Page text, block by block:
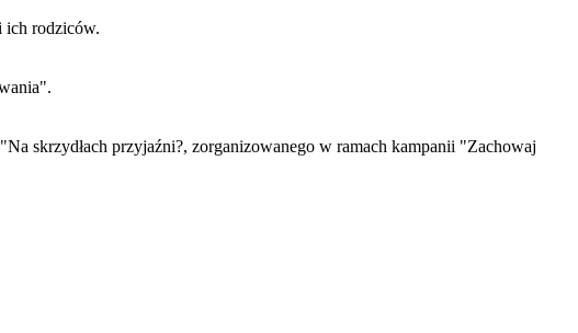
ich rodziców.
skrzydłach przyjaźni?, zorganizowanego w ramach kampanii "Zachowaj